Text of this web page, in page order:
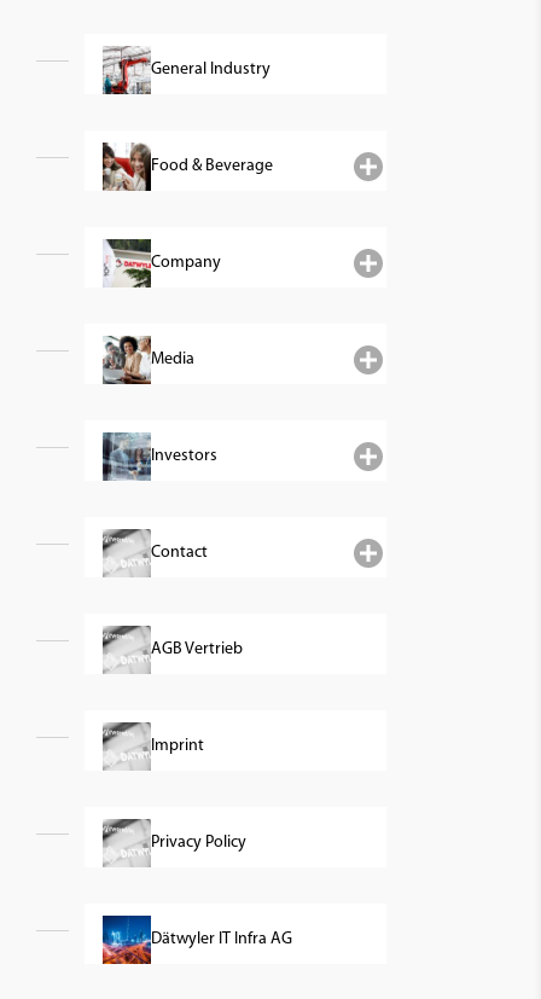
General Industry
Food & Beverage
Company
Media
Investors
Contact
AGB Vertrieb
Imprint
Privacy Policy
Dätwyler IT Infra AG